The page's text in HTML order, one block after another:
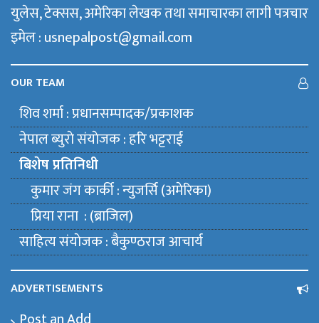
युलेस, टेक्सस, अमेरिका लेखक तथा समाचारका लागी पत्रचार
इमेल : usnepalpost@gmail.com
OUR TEAM
शिव शर्मा : प्रधानसम्पादक/प्रकाशक
नेपाल ब्युराे संयाेजक : हरि भट्टराई
बिशेष प्रतिनिधी
कुमार जंग कार्की : न्युजर्सि (अमेरिका)
प्रिया राना : (ब्राजिल)
साहित्य संयाेजक : बैकुण्ठराज आचार्य
ADVERTISEMENTS